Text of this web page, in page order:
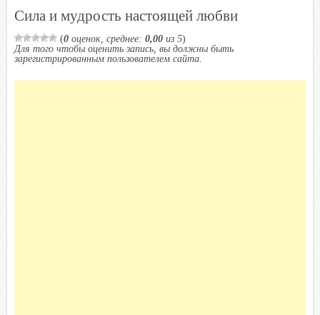
Сила и мудрость настоящей любви
(0 оценок, среднее: 0,00 из 5)
Для того чтобы оценить запись, вы должны быть
зарегистрированным пользователем сайта.